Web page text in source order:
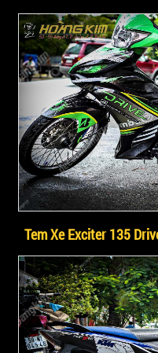
Tem Xe Exciter 135